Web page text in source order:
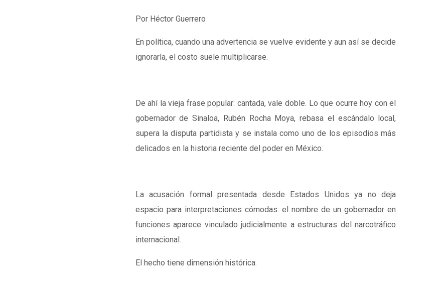
Por Héctor Guerrero
En política, cuando una advertencia se vuelve evidente y aun así se decide
ignorarla, el costo suele multiplicarse.
De ahí la vieja frase popular: cantada, vale doble. Lo que ocurre hoy con el
gobernador de Sinaloa, Rubén Rocha Moya, rebasa el escándalo local,
supera la disputa partidista y se instala como uno de los episodios más
delicados en la historia reciente del poder en México.
La acusación formal presentada desde Estados Unidos ya no deja
espacio para interpretaciones cómodas: el nombre de un gobernador en
funciones aparece vinculado judicialmente a estructuras del narcotráfico
internacional.
El hecho tiene dimensión histórica.